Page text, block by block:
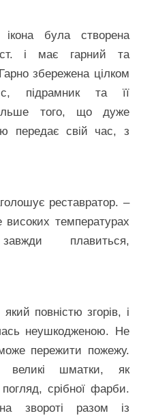
ікона була створена
і має гарний та
збережена цілком
підрамник та її
того, що дуже
передає свій час, з
реставратор. –
температурах
плавиться,
повністю згорів, і
неушкодженою. Не
пережити пожежу.
шматки, як
срібної фарби.
звороті разом із